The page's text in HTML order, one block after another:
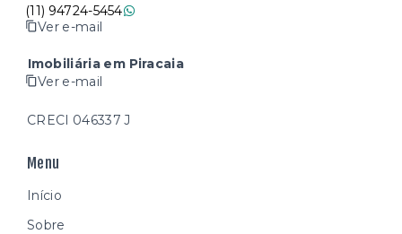
(11) 94724-5454
Ver e-mail
Imobiliária em Piracaia
Ver e-mail
CRECI 046337 J
Menu
Início
Sobre